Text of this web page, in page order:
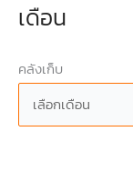
เดือน
คลังเก็บ